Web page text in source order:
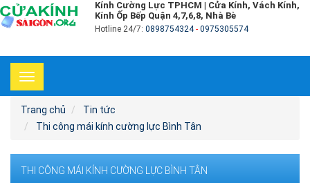
Kính Cường Lực TPHCM | Cửa Kính, Vách Kính,
Kính Ốp Bếp Quận 4,7,6,8, Nhà Bè
Hotline 24/7: 0898754324- 0975305574
Toggle
navigation
Trang chủ
Tin tức
Thi công mái kính cường lực Bình Tân
THI CÔNG MÁI KÍNH CƯỜNG LỰC BÌNH TÂN